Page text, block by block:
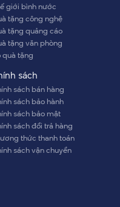
giới bình nước
tặng công nghệ
tặng quảng cáo
tặng văn phòng
quà tặng
sách
sách bán hàng
sách bảo hành
sách bảo mật
sách đổi trả hàng
thức thanh toán
sách vận chuyển